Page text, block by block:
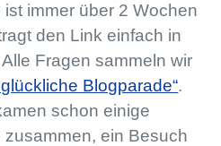
immer über 2 Wochen
den Link einfach in
Fragen sammeln wir
Blogparade“.
schon einige
ein Besuch